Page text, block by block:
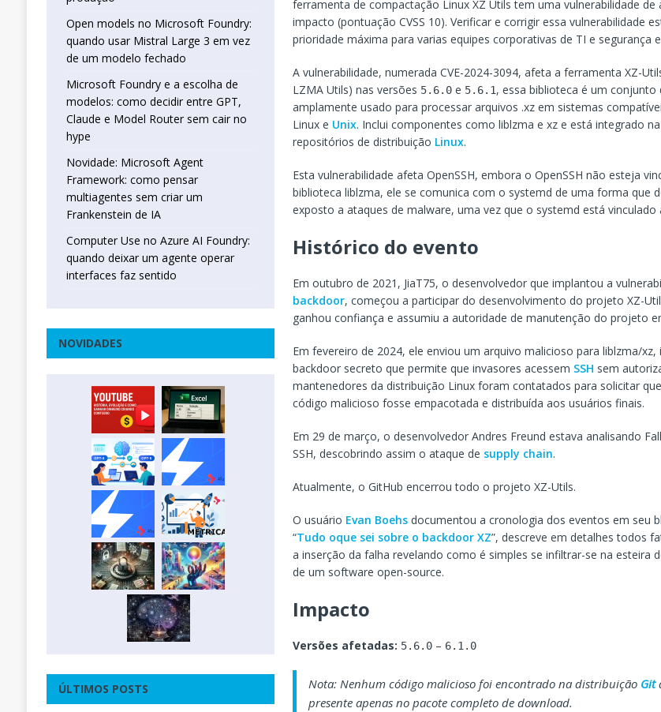
ferramenta de compactação Linux XZ Utils tem uma vulnerabilidade
impacto (pontuação CVSS 10). Verificar e corrigir essa vulnerabilidade
prioridade máxima para varias equipes corporativas de TI e segurança
A vulnerabilidade, numerada CVE-2024-3094, afeta a ferramenta XZ-
LZMA Utils) nas versões 5.6.0 e 5.6.1, essa biblioteca é um conjunto
amplamente usado para processar arquivos .xz em sistemas
Linux e Unix. Inclui componentes como liblzma e xz e está integrado
repositórios de distribuição Linux.
Esta vulnerabilidade afeta OpenSSH, embora o OpenSSH não esteja
biblioteca liblzma, ele se comunica com o systemd de uma forma que
exposto a ataques de malware, uma vez que o systemd está vinculado
Histórico do evento
Em outubro de 2021, JiaT75, o desenvolvedor que implantou a
backdoor, começou a participar do desenvolvimento do projeto XZ-
ganhou confiança e assumiu a autoridade de manutenção do projeto
Em fevereiro de 2024, ele enviou um arquivo malicioso para liblzma/
backdoor secreto que permite que invasores acessem SSH sem
mantenedores da distribuição Linux foram contatados para solicitar
código malicioso fosse empacotada e distribuída aos usuários finais.
Em 29 de março, o desenvolvedor Andres Freund estava analisando
SSH, descobrindo assim o ataque de supply chain.
Atualmente, o GitHub encerrou todo o projeto XZ-Utils.
O usuário Evan Boehs documentou a cronologia dos eventos em seu
“Tudo oque sei sobre o backdoor XZ”, descreve em detalhes todos
a inserção da falha revelando como é simples se infiltrar-se na esteira
de um software open-source.
Impacto
Versões afetadas: 5.6.0 – 6.1.0
Nota: Nenhum código malicioso foi encontrado na distribuição Git
presente apenas no pacote completo de download.
Open models no Microsoft Foundry:
quando usar Mistral Large 3 em vez
de um modelo fechado
Microsoft Foundry e a escolha de
modelos: como decidir entre GPT,
Claude e Model Router sem cair no
hype
Novidade: Microsoft Agent
Framework: como pensar
multiagentes sem criar um
Frankenstein de IA
Computer Use no Azure AI Foundry:
quando deixar um agente operar
interfaces faz sentido
NOVIDADES
ÚLTIMOS POSTS